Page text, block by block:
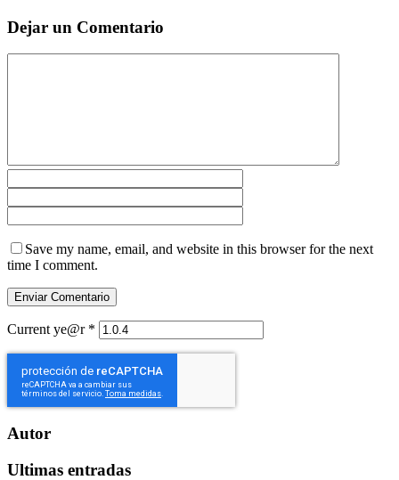
Dejar un Comentario
Save my name, email, and website in this browser for the next
time I comment.
Current ye@r *
Autor
Ultimas entradas